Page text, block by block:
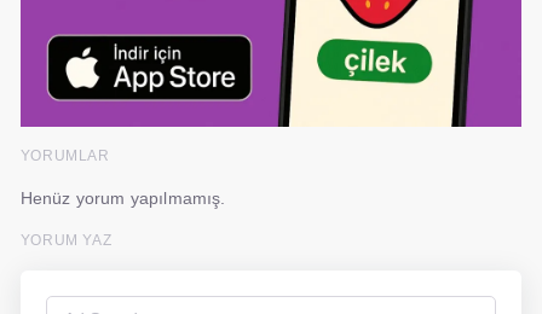
YORUMLAR
Henüz yorum yapılmamış.
YORUM YAZ